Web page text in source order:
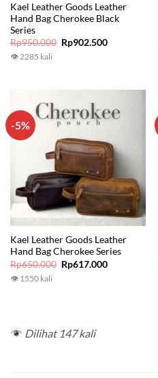
Kael Leather Goods Leather
Hand Bag Cherokee Black
Series
Rp950.000 Original
price
Rp902.500Current
👁 2285 kali
-5%
Kael Leather Goods Leather
Hand Bag Cherokee Series
Rp650.000 Original
price
Rp617.000Current
👁 1550 kali
Dilihat 147 kali